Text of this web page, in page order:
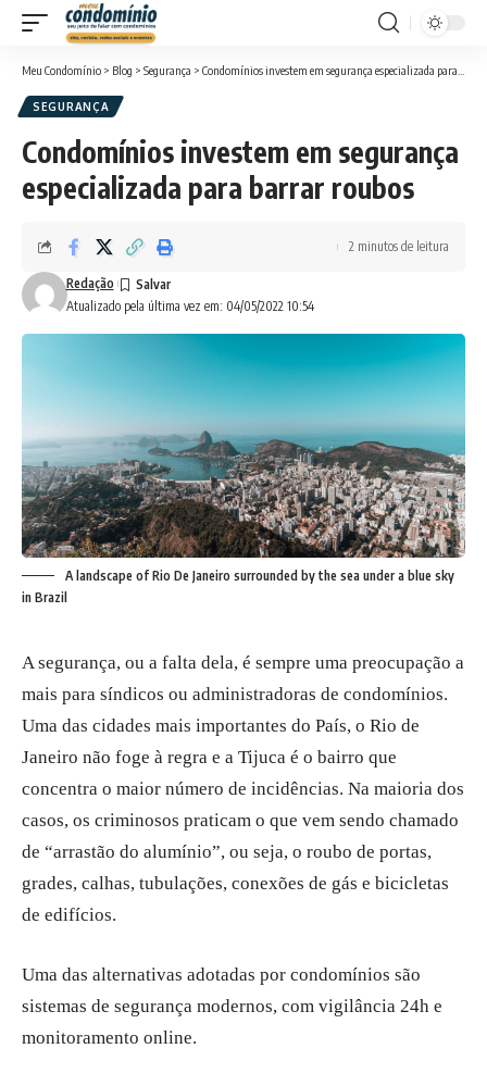
Meu Condomínio > Blog > Segurança > Condomínios investem em segurança especializada para barrar roubos
SEGURANÇA
Condomínios investem em segurança
especializada para barrar roubos
Atualizado pela última vez em: 04/05/2022 10:54
Redação
2 minutos de leitura
A landscape of Rio De Janeiro surrounded by the sea under a blue sky
in Brazil
A segurança, ou a falta dela, é sempre uma preocupação a
mais para síndicos ou administradoras de condomínios.
Uma das cidades mais importantes do País, o Rio de
Janeiro não foge à regra e a Tijuca é o bairro que
concentra o maior número de incidências. Na maioria dos
casos, os criminosos praticam o que vem sendo chamado
de “arrastão do alumínio”, ou seja, o roubo de portas,
grades, calhas, tubulações, conexões de gás e bicicletas
de edifícios.
Uma das alternativas adotadas por condomínios são
sistemas de segurança modernos, com vigilância 24h e
monitoramento online.